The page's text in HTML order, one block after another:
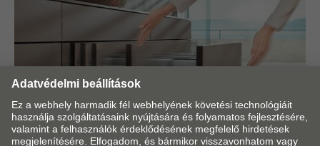
Környezetvédelmi tanúsítvány
környezeti minősítést.
Bemutatásra kerül a A TANDEMBOX plus teljes kihúzó.